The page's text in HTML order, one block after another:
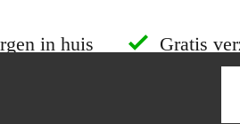
in huis Gratis